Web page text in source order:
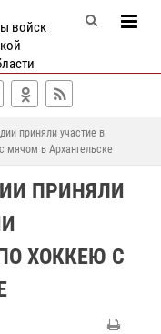
войск
приняли участие в
мячом в Архангельске
ПРИНЯЛИ
ХОККЕЮ С